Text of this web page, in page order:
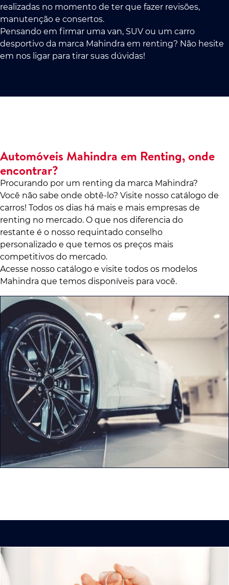
realizadas no momento de ter que fazer revisões,
manutenção e consertos.
Pensando em firmar uma van, SUV ou um carro
desportivo da marca Mahindra em renting? Não hesite
em nos ligar para tirar suas dúvidas!
Automóveis Mahindra em Renting, onde
encontrar?
Procurando por um renting da marca Mahindra?
Você não sabe onde obtê-lo? Visite nosso catálogo de
carros! Todos os dias há mais e mais empresas de
renting no mercado. O que nos diferencia do
restante é o nosso requintado conselho
personalizado e que temos os preços mais
competitivos do mercado.
Acesse nosso catálogo e visite todos os modelos
Mahindra que temos disponíveis para você.